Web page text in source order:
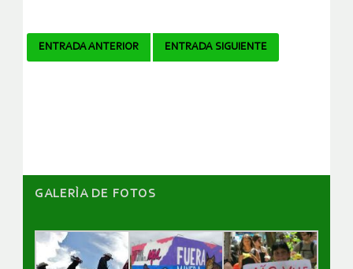
Navegador
ENTRADA ANTERIOR ENTRADA SIGUIENTE
GALERÌA DE FOTOS